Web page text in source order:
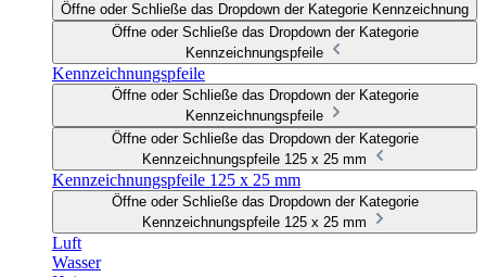
Öffne oder Schließe das Dropdown der Kategorie Kennzeichnung
Öffne oder Schließe das Dropdown der Kategorie
Kennzeichnungspfeile
Kennzeichnungspfeile
Öffne oder Schließe das Dropdown der Kategorie
Kennzeichnungspfeile
Öffne oder Schließe das Dropdown der Kategorie
Kennzeichnungspfeile 125 x 25 mm
Kennzeichnungspfeile 125 x 25 mm
Öffne oder Schließe das Dropdown der Kategorie
Kennzeichnungspfeile 125 x 25 mm
Luft
Wasser